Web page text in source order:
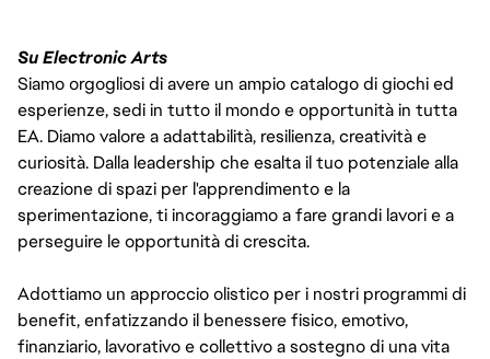
Su Electronic Arts
Siamo orgogliosi di avere un ampio catalogo di giochi ed
esperienze, sedi in tutto il mondo e opportunità in tutta
EA. Diamo valore a adattabilità, resilienza, creatività e
curiosità. Dalla leadership che esalta il tuo potenziale alla
creazione di spazi per l'apprendimento e la
sperimentazione, ti incoraggiamo a fare grandi lavori e a
perseguire le opportunità di crescita.
Adottiamo un approccio olistico per i nostri programmi di
benefit, enfatizzando il benessere fisico, emotivo,
finanziario, lavorativo e collettivo a sostegno di una vita